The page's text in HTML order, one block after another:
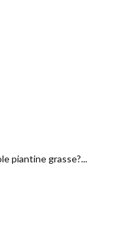
piantine grasse?...